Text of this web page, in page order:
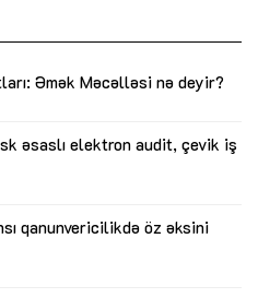
Əmək Məcəlləsi nə deyir?
əsaslı elektron audit, çevik iş
qanunvericilikdə öz əksini